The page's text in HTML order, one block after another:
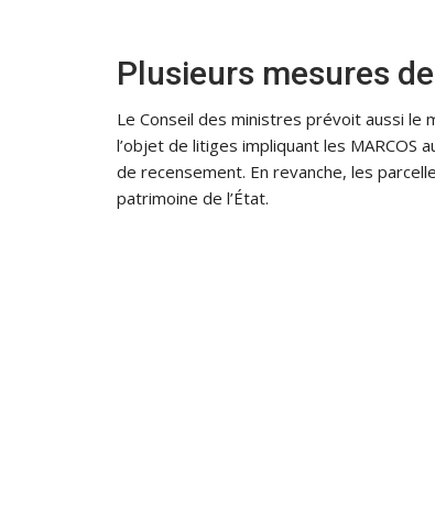
Plusieurs mesures
Le Conseil des ministres prévoit aussi le
l’objet de litiges impliquant les
de recensement. En revanche, les
patrimoine de l’État.